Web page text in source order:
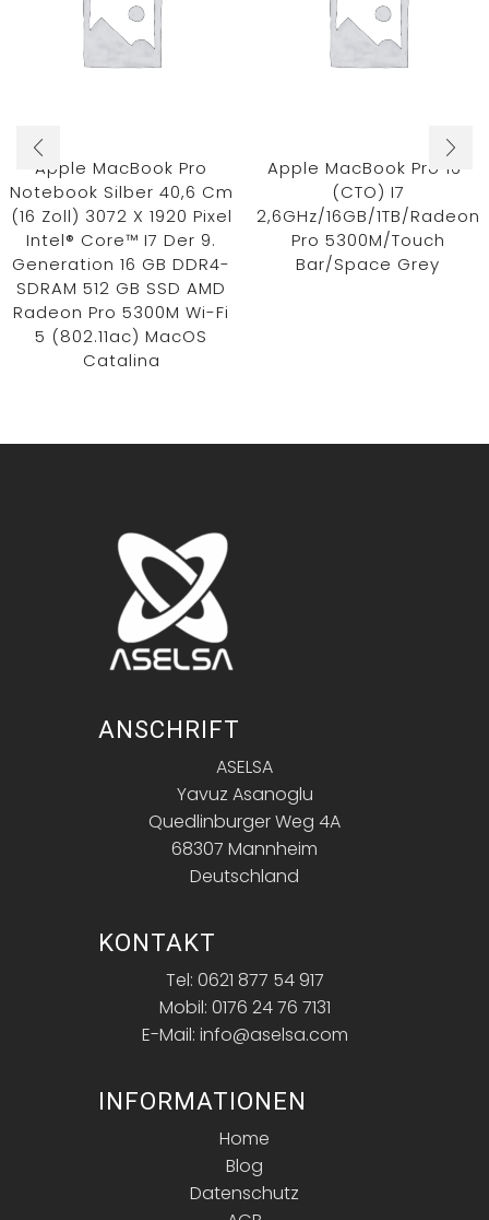
Apple MacBook Pro
Notebook Silber 40,6 Cm
(16 Zoll) 3072 X 1920 Pixel
Intel® Core™ I7 Der 9.
Generation 16 GB DDR4-
SDRAM 512 GB SSD AMD
Radeon Pro 5300M Wi-Fi
5 (802.11ac) MacOS
Catalina
Apple MacBook Pro 16″
(CTO) I7
2,6GHz/16GB/1TB/Radeon
Pro 5300M/Touch
Bar/Space Grey
ANSCHRIFT
ASELSA
Yavuz Asanoglu
Quedlinburger Weg 4A
68307 Mannheim
Deutschland
KONTAKT
Tel: 0621 877 54 917
Mobil: 0176 24 76 7131
E-Mail: info@aselsa.com
INFORMATIONEN
Home
Blog
Datenschutz